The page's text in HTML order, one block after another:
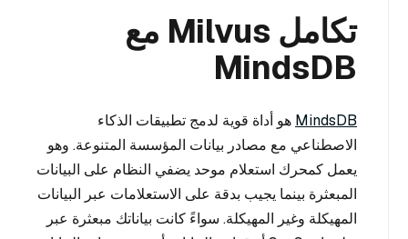
تكامل Milvus مع
MindsDB
MindsDB هو أداة قوية لدمج تطبيقات الذكاء
الاصطناعي مع مصادر بيانات المؤسسة المتنوعة. وهو
يعمل كمحرك استعلام موحد يضفي النظام على البيانات
المبعثرة بينما يجيب بدقة على الاستعلامات عبر البيانات
المهيكلة وغير المهيكلة. سواءً كانت بياناتك مبعثرة عبر